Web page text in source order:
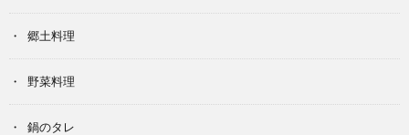
郷土料理
野菜料理
鍋のタレ